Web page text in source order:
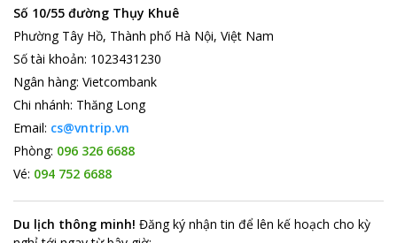
Số 10/55 đường Thụy Khuê
Phường Tây Hồ, Thành phố Hà Nội, Việt Nam
Số tài khoản: 1023431230
Ngân hàng: Vietcombank
Chi nhánh: Thăng Long
Email: cs@vntrip.vn
Phòng: 096 326 6688
Vé: 094 752 6688
Du lịch thông minh! Đăng ký nhận tin để lên kế hoạch cho kỳ